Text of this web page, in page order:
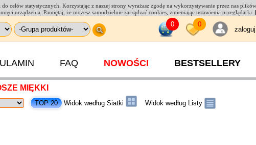
celów statystycznych. Korzystając z naszej strony wyrażasz zgodę na wykorzystywanie przez nas
urządzenia. Pamiętaj, że możesz samodzielnie zarządzać cookies, zmieniając ustawienia przeglądarki.
(+48) 664 542 238
0 0
FAQ NOWOŚCI BESTSELLERY
MIĘKKI
Widok według Siatki Widok według Listy